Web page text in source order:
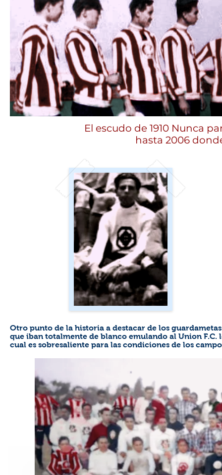
El escudo de 1910 Nunca
hasta 2006
Otro punto de la historia a destacar de los
que iban totalmente de blanco emulando al Union F.C.
cual es sobresaliente para las condiciones de los